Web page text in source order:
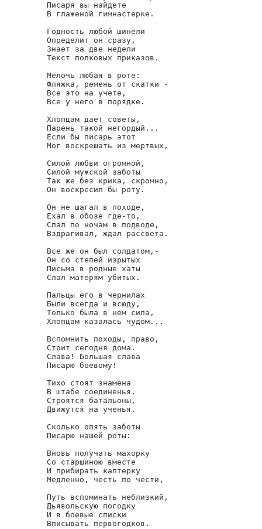
Писаря вы найдете
В глаженой гимнастерке.
Годность любой шинели
Определит он сразу,
Знает за две недели
Текст полковых приказов.
Мелочь любая в роте:
Фляжка, ремень от скатки -
Все это на учете,
Все у него в порядке.
Хлопцам дает советы,
Парень такой негордый...
Если бы писарь этот
Мог воскрешать из мертвых,
Силой любви огромной,
Силой мужской заботы
Так же без крика, скромно,
Он воскресил бы роту.
Он не шагал в походе,
Ехал в обозе где-то,
Спал по ночам в подводе,
Вздрагивал, ждал рассвета.
Все же он был солдатом,-
Он со степей изрытых
Письма в родные хаты
Слал матерям убитых.
Пальцы его в чернилах
Были всегда и всюду,
Только была в нем сила,
Хлопцам казалась чудом...
Вспомнить походы, право,
Стоит сегодня дома.
Слава! Большая слава
Писарю боевому!
Тихо стоят знамена
В штабе соединенья.
Строятся батальоны,
Движутся на ученья.
Сколько опять заботы
Писарю нашей роты:
Вновь получать махорку
Со старшиною вместе
И прибирать каптерку
Медленно, честь по чести,
Путь вспоминать неблизкий,
Дьявольскую погодку
И в боевые списки
Вписывать первогодков.